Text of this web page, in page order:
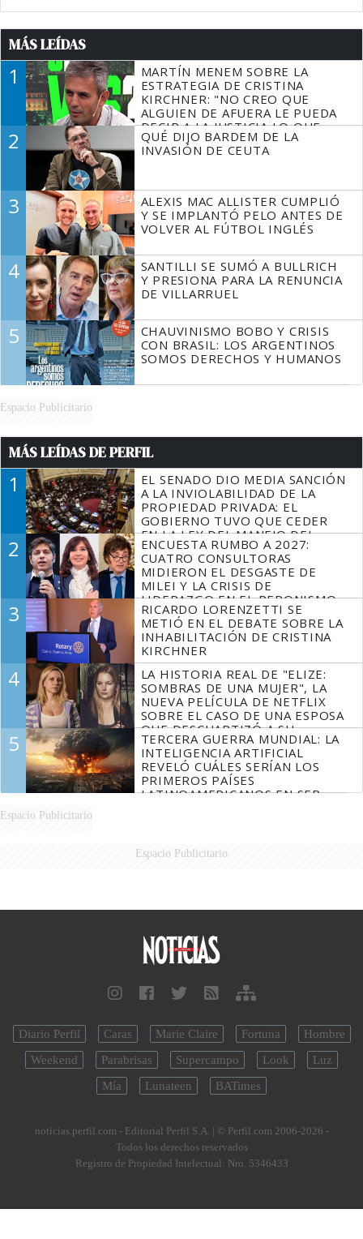
MÁS LEÍDAS
1
MARTÍN MENEM SOBRE LA
ESTRATEGIA DE CRISTINA
KIRCHNER: "NO CREO QUE
ALGUIEN DE AFUERA LE PUEDA
DECIR A LA JUSTICIA LO QUE
TIENE QUE HACER"
2
QUÉ DIJO BARDEM DE LA
INVASIÓN DE CEUTA
3
ALEXIS MAC ALLISTER CUMPLIÓ
Y SE IMPLANTÓ PELO ANTES DE
VOLVER AL FÚTBOL INGLÉS
4
SANTILLI SE SUMÓ A BULLRICH
Y PRESIONA PARA LA RENUNCIA
DE VILLARRUEL
5
CHAUVINISMO BOBO Y CRISIS
CON BRASIL: LOS ARGENTINOS
SOMOS DERECHOS Y HUMANOS
Espacio Publicitario
MÁS LEÍDAS DE PERFIL
1
EL SENADO DIO MEDIA SANCIÓN
A LA INVIOLABILIDAD DE LA
PROPIEDAD PRIVADA: EL
GOBIERNO TUVO QUE CEDER
EN LA LEY DEL MANEJO DEL
FUEGO
2
ENCUESTA RUMBO A 2027:
CUATRO CONSULTORAS
MIDIERON EL DESGASTE DE
MILEI Y LA CRISIS DE
LIDERAZGO EN EL PERONISMO
3
RICARDO LORENZETTI SE
METIÓ EN EL DEBATE SOBRE LA
INHABILITACIÓN DE CRISTINA
KIRCHNER
4
LA HISTORIA REAL DE "ELIZE:
SOMBRAS DE UNA MUJER", LA
NUEVA PELÍCULA DE NETFLIX
SOBRE EL CASO DE UNA ESPOSA
QUE DESCUARTIZÓ A SU
MARIDO
5
TERCERA GUERRA MUNDIAL: LA
INTELIGENCIA ARTIFICIAL
REVELÓ CUÁLES SERÍAN LOS
PRIMEROS PAÍSES
LATINOAMERICANOS EN SER
Espacio Publicitario
Espacio Publicitario
Diario Perfil Caras Marie Claire Fortuna
Hombre
Weekend
Parabrisas Supercampo Look
Luz
Mía
Lunateen BATimes
noticias.perfil.com - Editorial Perfil S.A. | © Perfil.com 2006-2026 -
Todos los derechos reservados
Registro de Propiedad Intelectual: Nro. 5346433